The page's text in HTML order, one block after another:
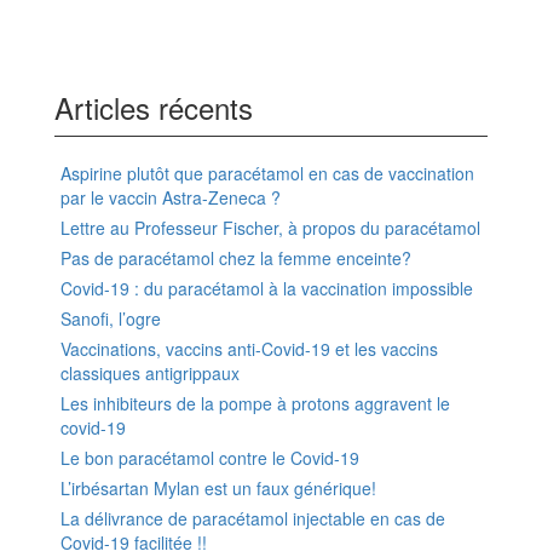
Articles récents
Aspirine plutôt que paracétamol en cas de vaccination
par le vaccin Astra-Zeneca ?
Lettre au Professeur Fischer, à propos du paracétamol
Pas de paracétamol chez la femme enceinte?
Covid-19 : du paracétamol à la vaccination impossible
Sanofi, l’ogre
Vaccinations, vaccins anti-Covid-19 et les vaccins
classiques antigrippaux
Les inhibiteurs de la pompe à protons aggravent le
covid-19
Le bon paracétamol contre le Covid-19
L’irbésartan Mylan est un faux générique!
La délivrance de paracétamol injectable en cas de
Covid-19 facilitée !!